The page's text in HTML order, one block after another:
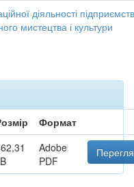
діяльності підприємств
мистецтва і культури
Формат
Adobe
PDF